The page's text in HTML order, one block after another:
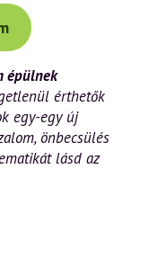
épülnek
érthetők
egy-egy új
önbecsülés
lásd az